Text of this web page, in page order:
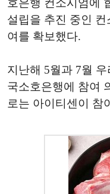
호은행 컨소시엄에
설립을 추진 중인
여를 확보했다.
지난해 5월과 7월
국소호은행에 참여
로는 아이티센이 참